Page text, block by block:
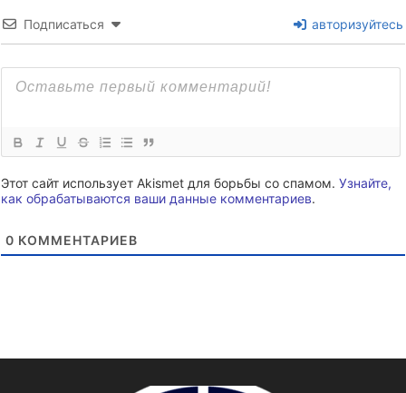
Подписаться авторизуйтесь
Этот сайт использует Akismet для борьбы со спамом. Узнайте,
как обрабатываются ваши данные комментариев.
0 КОММЕНТАРИЕВ